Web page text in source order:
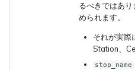
るべきではあ
められます。
それが実際
Station、
stop_name